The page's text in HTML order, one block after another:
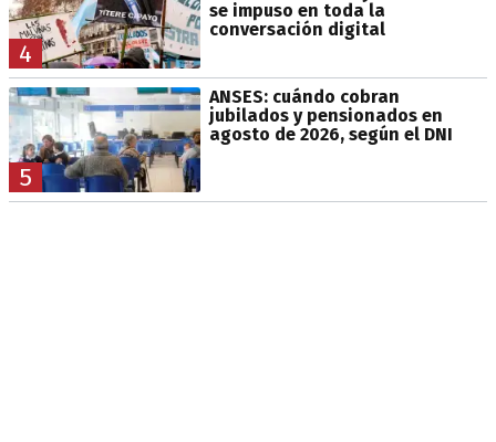
4
se impuso en toda la
conversación digital
5
ANSES: cuándo cobran
jubilados y pensionados en
agosto de 2026, según el DNI